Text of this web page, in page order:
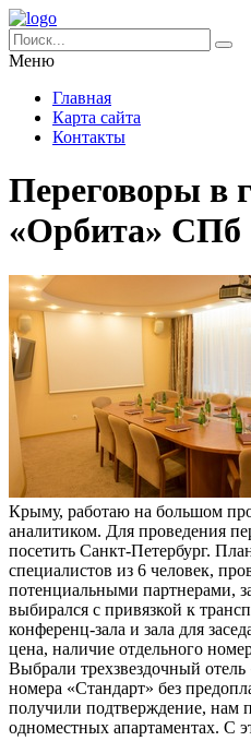
Меню
Главная
Карта сайта
Контакты
Переговоры в
«Орбита» СПб
Крыму, работаю на большом
аналитиком. Для проведения
посетить Санкт-Петербург.
специалистов из 6 человек,
потенциальными партнерами,
выбирался с привязкой к
конференц-зала и зала для
цена, наличие отдельного
Выбрали трехзвездочный
номера «Стандарт» без
получили подтверждение, нам
одноместных апартаментах. С